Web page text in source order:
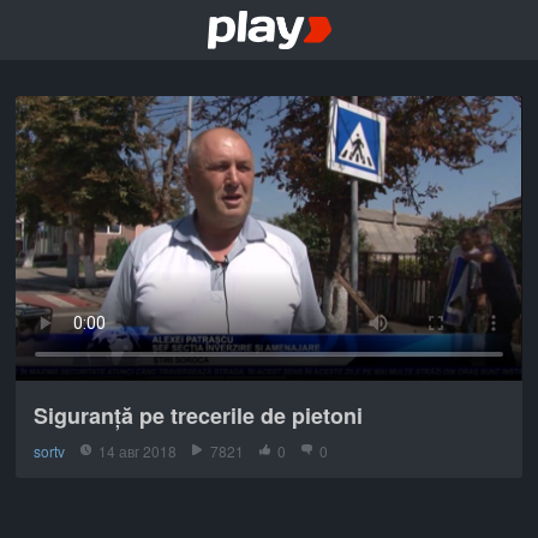
Siguranță pe trecerile de pietoni
sortv 14 авг 2018 7821 0 0